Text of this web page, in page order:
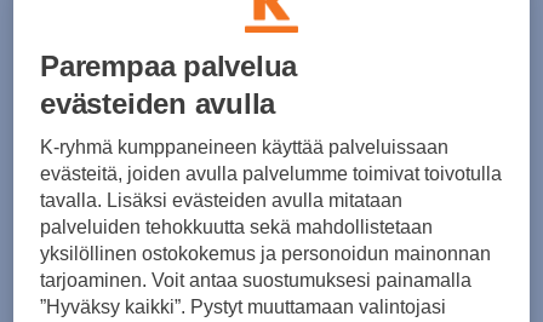
12,00 €
Bridgedale
Running Sock UX - miesten varrettomat sukat
Bridgedale
Parempaa palvelua
evästeiden avulla
K-ryhmä kumppaneineen käyttää palveluissaan
evästeitä, joiden avulla palvelumme toimivat toivotulla
tavalla. Lisäksi evästeiden avulla mitataan
palveluiden tehokkuutta sekä mahdollistetaan
yksilöllinen ostokokemus ja personoidun mainonnan
tarjoaminen. Voit antaa suostumuksesi painamalla
”Hyväksy kaikki”. Pystyt muuttamaan valintojasi